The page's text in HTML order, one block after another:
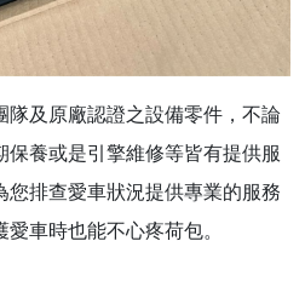
隊及原廠認證之設備零件，不論
養或是引擎維修等皆有提供服
您排查愛車狀況提供專業的服務
車時也能不心疼荷包。